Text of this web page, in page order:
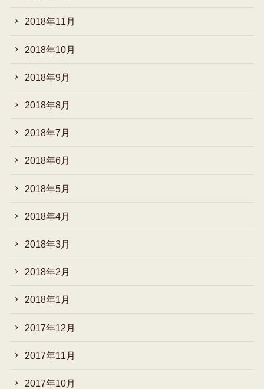
2018年11月
2018年10月
2018年9月
2018年8月
2018年7月
2018年6月
2018年5月
2018年4月
2018年3月
2018年2月
2018年1月
2017年12月
2017年11月
2017年10月